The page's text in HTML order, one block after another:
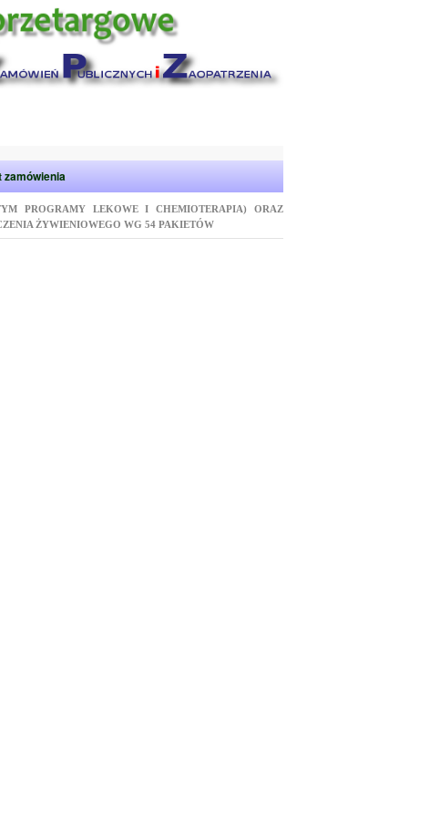
zamówienia
PROGRAMY LEKOWE I CHEMIOTERAPIA) ORAZ
ŻYWIENIOWEGO WG 54 PAKIETÓW